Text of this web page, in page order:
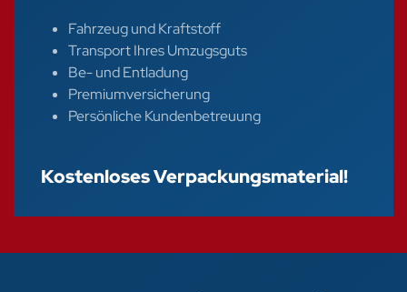
Fahrzeug und Kraftstoff
Transport Ihres Umzugsguts
Be- und Entladung
Premiumversicherung
Persönliche Kundenbetreuung
Kostenloses Verpackungsmaterial!